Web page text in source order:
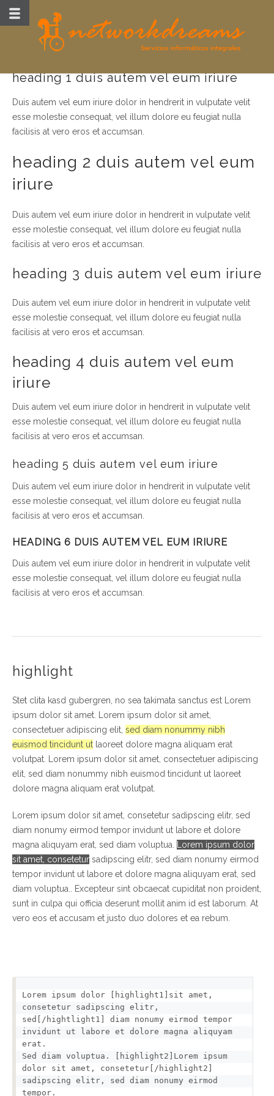
heading 1 duis autem vel eum iriure
Duis autem vel eum iriure dolor in hendrerit in vulputate velit
esse molestie consequat, vel illum dolore eu feugiat nulla
facilisis at vero eros et accumsan.
heading 2 duis autem vel eum
iriure
Duis autem vel eum iriure dolor in hendrerit in vulputate velit
esse molestie consequat, vel illum dolore eu feugiat nulla
facilisis at vero eros et accumsan.
heading 3 duis autem vel eum iriure
Duis autem vel eum iriure dolor in hendrerit in vulputate velit
esse molestie consequat, vel illum dolore eu feugiat nulla
facilisis at vero eros et accumsan.
heading 4 duis autem vel eum
iriure
Duis autem vel eum iriure dolor in hendrerit in vulputate velit
esse molestie consequat, vel illum dolore eu feugiat nulla
facilisis at vero eros et accumsan.
heading 5 duis autem vel eum iriure
Duis autem vel eum iriure dolor in hendrerit in vulputate velit
esse molestie consequat, vel illum dolore eu feugiat nulla
facilisis at vero eros et accumsan.
HEADING 6 DUIS AUTEM VEL EUM IRIURE
Duis autem vel eum iriure dolor in hendrerit in vulputate velit
esse molestie consequat, vel illum dolore eu feugiat nulla
facilisis at vero eros et accumsan.
highlight
Stet clita kasd gubergren, no sea takimata sanctus est Lorem
ipsum dolor sit amet. Lorem ipsum dolor sit amet,
consectetuer adipiscing elit, sed diam nonummy nibh
euismod tincidunt ut laoreet dolore magna aliquam erat
volutpat. Lorem ipsum dolor sit amet, consectetuer adipiscing
elit, sed diam nonummy nibh euismod tincidunt ut laoreet
dolore magna aliquam erat volutpat.
Lorem ipsum dolor sit amet, consetetur sadipscing elitr, sed
diam nonumy eirmod tempor invidunt ut labore et dolore
magna aliquyam erat, sed diam voluptua.
Lorem ipsum dolor
sit amet, consetetur sadipscing elitr, sed diam nonumy eirmod
tempor invidunt ut labore et dolore magna aliquyam erat, sed
diam voluptua.. Excepteur sint obcaecat cupiditat non proident,
sunt in culpa qui officia deserunt mollit anim id est laborum. At
vero eos et accusam et justo duo dolores et ea rebum.
Lorem ipsum dolor [highlight1]sit amet,
consetetur sadipscing elitr,
sed[/hightlight1] diam nonumy eirmod tempor
invidunt ut labore et dolore magna aliquyam
erat.
Sed diam voluptua. [highlight2]Lorem ipsum
dolor sit amet, consetetur[/highlight2]
sadipscing elitr, sed diam nonumy eirmod
tempor.